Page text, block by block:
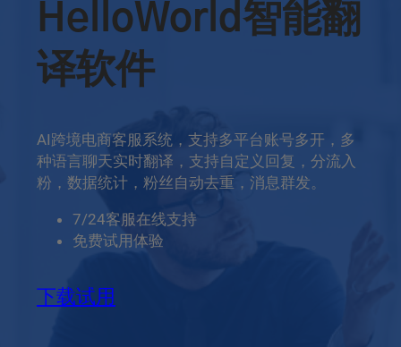
HelloWorld智能翻
译软件
AI跨境电商客服系统，支持多平台账号多开，多
种语言聊天实时翻译，支持自定义回复，分流入
粉，数据统计，粉丝自动去重，消息群发。
7/24客服在线支持
免费试用体验
下载试用